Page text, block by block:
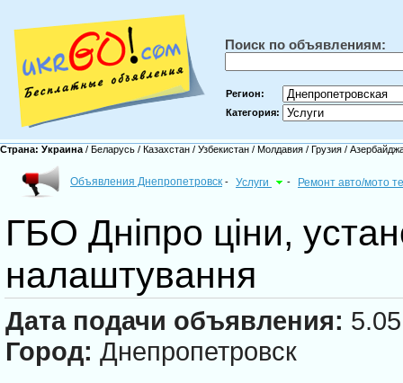
Поиск по объявлениям:
Регион:
Категория:
Страна: Украина / Беларусь / Казахстан / Узбекистан / Молдавия / Грузия /
Объявления Днепропетровск - Услуги - Ремонт авто/мото
ГБО Дніпро ціни,
налаштування
Дата подачи объявления:
Город: Днепропетровск